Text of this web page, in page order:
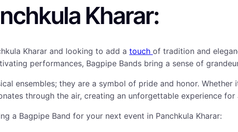
Kharar:
Kharar and looking to add a touch of tradition and
performances, Bagpipe Bands bring a sense of
ensembles; they are a symbol of pride and honor.
through the air, creating an unforgettable experience for
a Bagpipe Band for your next event in Panchkula Kharar: